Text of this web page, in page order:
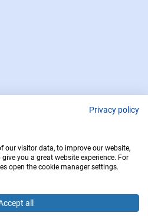
Privacy policy
our visitor data, to improve our website,
you a great website experience. For
open the cookie manager settings.
all